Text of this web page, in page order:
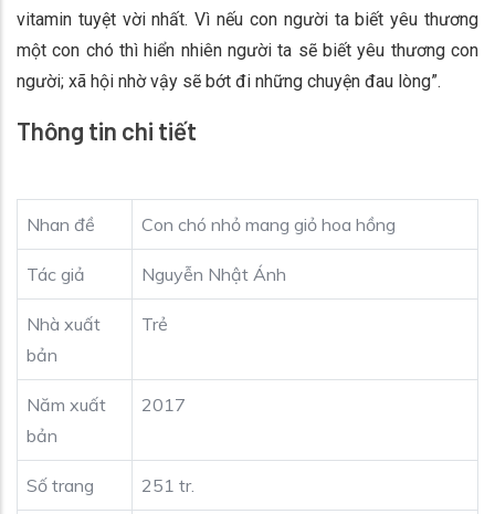
vitamin tuyệt vời nhất. Vì nếu con người ta biết yêu thương
một con chó thì hiển nhiên người ta sẽ biết yêu thương con
người; xã hội nhờ vậy sẽ bớt đi những chuyện đau lòng”.
Thông tin chi tiết
Nhan đề Con chó nhỏ mang giỏ hoa hồng
Tác giả Nguyễn Nhật Ánh
Nhà xuất
bản
Trẻ
Năm xuất
bản
2017
Số trang 251 tr.